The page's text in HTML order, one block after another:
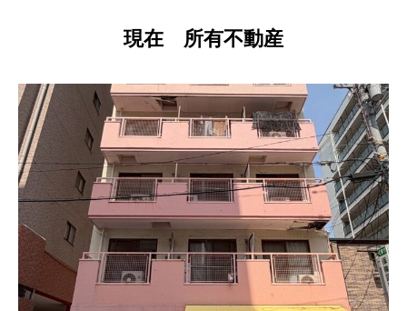
現在 所有不動産